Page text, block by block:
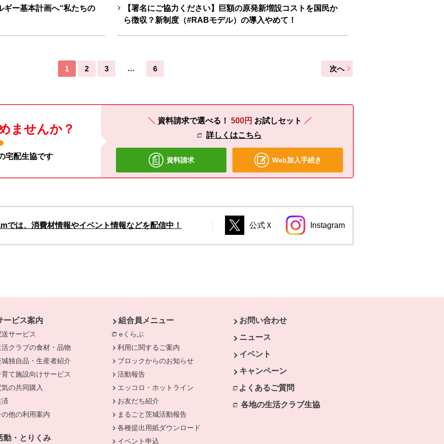
ギー基本計画へ“私たちの
【署名にご協力ください】巨額の原発新増設コストを国民か
ら徴収？新制度（#RABモデル）の導入やめて！
1 2 3 … 6 次へ
ませんか？
宅配生協です
資料請求で選べる！ 500円 お試しセット
詳しくはこちら
資料請求 Web加入手続き
は、消費材情報やイベント情報などを配信中！
別のウィンドウで開きます。
公式Ｘ
別のウィンドウで開きます。
別のウィンドウで開きます。
Instagram
別のウィンドウで開きます。
ます。
ービス案内
送サービス
活クラブの食材・品物
城独自品・生産者紹介
育て施設向けサービス
気の共同購入
済
の他の利用案内
動・とりくみ
組合員メニュー
eくらぶ
利用に関するご案内
ブロックからのお知らせ
活動報告
エッコロ・ホットライン
お友だち紹介
まるごと茨城活動報告
各種提出用紙ダウンロード
イベント申込
お問い合わせ
ニュース
イベント
キャンペーン
よくあるご質問
各地の生活クラブ生協